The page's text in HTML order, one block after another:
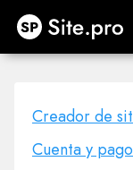
Site.pro
Creador de
Cuenta y